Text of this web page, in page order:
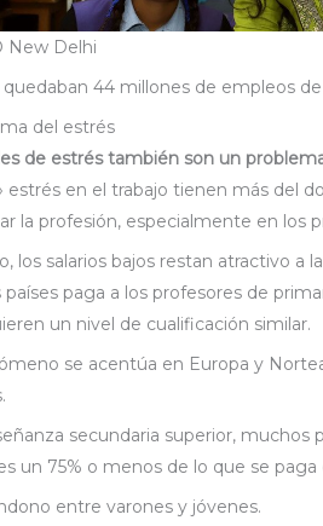
New Delhi
quedaban 44 millones de empleos
del estrés
de estrés también son un
estrés en el trabajo tienen más del
la profesión, especialmente en los
los salarios bajos restan atractivo a
países paga a los profesores de
un nivel de cualificación similar.
se acentúa en Europa y
secundaria superior, muchos
un 75% o menos de lo que se
entre varones y jóvenes.